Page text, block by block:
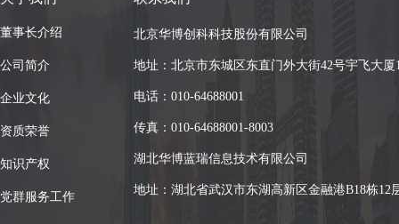
董事长介绍
公司简介
企业文化
资质荣誉
知识产权
党群服务工作
北京华博创科科技股份有限公司
地址：北京市东城区东直门外大街42号宇飞大厦
电话：010-64688001
传真：010-64688001-8003
湖北华博蓝瑞信息技术有限公司
地址：湖北省武汉市东湖高新区金融港B18栋12